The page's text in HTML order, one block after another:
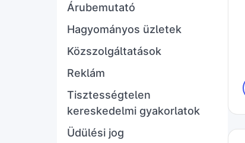
Árubemutató
Hagyományos üzletek
Közszolgáltatások
Reklám
Tisztességtelen
kereskedelmi gyakorlatok
Üdülési jog